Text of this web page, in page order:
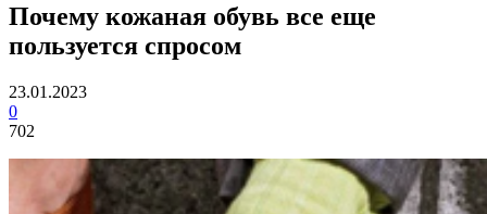
Почему кожаная обувь все еще
пользуется спросом
23.01.2023
0
702